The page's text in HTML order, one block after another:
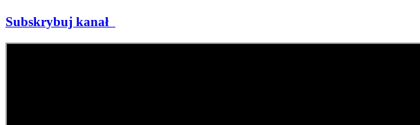
Subskrybuj kanał